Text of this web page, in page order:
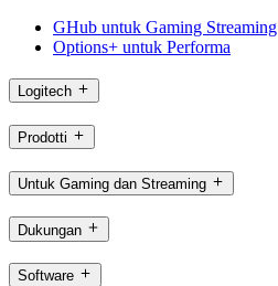
GHub untuk Gaming Streaming
Options+ untuk Performa
Logitech
Prodotti
Untuk Gaming dan Streaming
Dukungan
Software